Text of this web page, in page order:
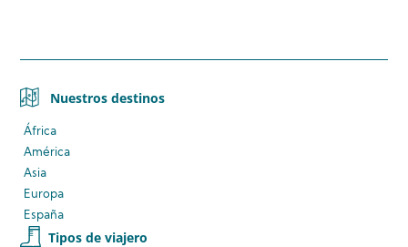
Nuestros destinos
África
América
Asia
Europa
España
Tipos de viajero